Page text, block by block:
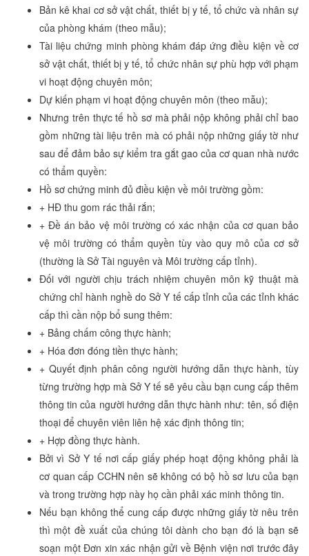
Bản kê khai cơ sở vật chất, thiết bị y tế, tổ chức và nhân sự
của phòng khám (theo mẫu);
Tài liệu chứng minh phòng khám đáp ứng điều kiện về cơ
sở vật chất, thiết bị y tế, tổ chức nhân sự phù hợp với phạm
vi hoạt động chuyên môn;
Dự kiến phạm vi hoạt động chuyên môn (theo mẫu);
Nhưng trên thực tế hồ sơ mà phải nộp không phải chỉ bao
gồm những tài liệu trên mà có phải nộp những giấy tờ như
sau để đảm bảo sự kiểm tra gắt gao của cơ quan nhà nước
có thẩm quyền:
Hồ sơ chứng minh đủ điều kiện về môi trường gồm:
+ HĐ thu gom rác thải rắn;
+ Đề án bảo vệ môi trường có xác nhận của cơ quan bảo
vệ môi trường có thẩm quyền tùy vào quy mô của cơ sở
(thường là Sở Tài nguyên và Môi trường cấp tỉnh).
Đối với người chịu trách nhiệm chuyên môn kỹ thuật mà
chứng chỉ hành nghề do Sở Y tế cấp tỉnh của các tỉnh khác
cấp thì cần nộp bổ sung thêm:
+ Bảng chấm công thực hành;
+ Hóa đơn đóng tiền thực hành;
+ Quyết định phân công người hướng dẫn thực hành, tùy
từng trường hợp mà Sở Y tế sẽ yêu cầu bạn cung cấp thêm
thông tin của người hướng dẫn thực hành như: tên, số điện
thoại để chuyên viên liên hệ xác định thông tin;
+ Hợp đồng thực hành.
Bởi vì Sở Y tế nơi cấp giấy phép hoạt động không phải là
cơ quan cấp CCHN nên sẽ không có bộ hồ sơ lưu của bạn
và trong trường hợp này họ cần phải xác minh thông tin.
Nếu bạn không thể cung cấp được những giấy tờ nêu trên
thì một đề xuất của chúng tôi dành cho bạn đó là bạn sẽ
soạn một Đơn xin xác nhận gửi về Bệnh viện nơi trước đây